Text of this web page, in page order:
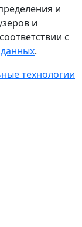
и
и
с
.
технологии